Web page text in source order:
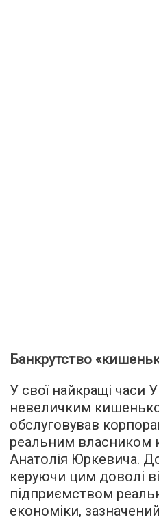
Банкрутство
У свої найкращі часи
невеличким
обслуговував
реальним власником
Анатолія Юркевича.
керуючи цим доволі
підприємством
економіки,